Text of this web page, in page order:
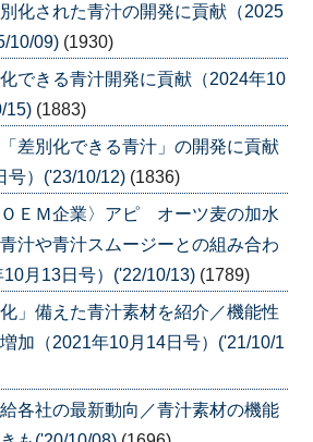
化された青汁の開発に貢献（2025
10/09) (1930)
化できる青汁開発に貢献（2024年10
15) (1883)
差別化できる青汁」の開発に貢献
号）('23/10/12) (1836)
ＥＭ企業〉アピ オーツ麦の加水
汁や青汁スムージーとの組み合わ
月13日号）('22/10/13) (1789)
」備えた青汁素材を紹介／機能性
加（2021年10月14日号）('21/10/1
各社の最新動向／青汁素材の機能